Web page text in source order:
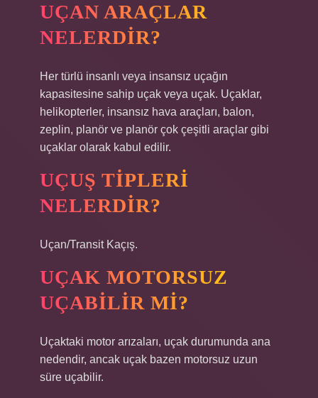
UÇAN ARAÇLAR
NELERDIR?
Her türlü insanlı veya insansız uçağın
kapasitesine sahip uçak veya uçak. Uçaklar,
helikopterler, insansız hava araçları, balon,
zeplin, planör ve planör çok çeşitli araçlar gibi
uçaklar olarak kabul edilir.
UÇUŞ TIPLERI
NELERDIR?
Uçan/Transit Kaçış.
UÇAK MOTORSUZ
UÇABILIR MI?
Uçaktaki motor arızaları, uçak durumunda ana
nedendir, ancak uçak bazen motorsuz uzun
süre uçabilir.